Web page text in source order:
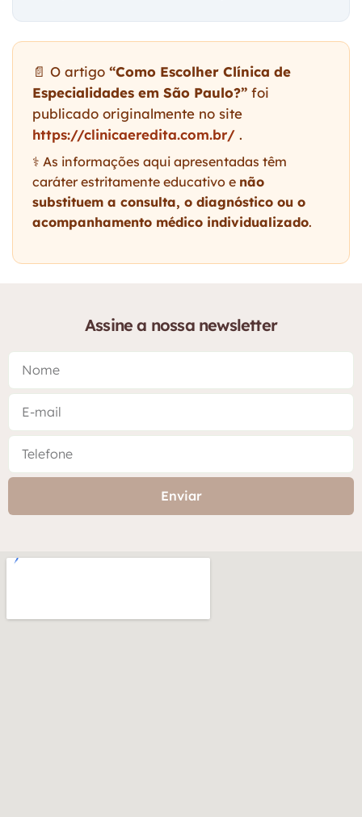
📄 O artigo “Como Escolher Clínica de
Especialidades em São Paulo?” foi
publicado originalmente no site
https://clinicaeredita.com.br/ .
⚕️ As informações aqui apresentadas têm
caráter estritamente educativo e não
substituem a consulta, o diagnóstico ou o
acompanhamento médico individualizado.
Assine a nossa newsletter
Enviar